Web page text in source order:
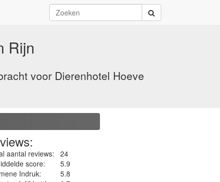
Rijn
voor Dierenhotel Hoeve
aantal reviews:
24
score:
5.9
Indruk:
5.8